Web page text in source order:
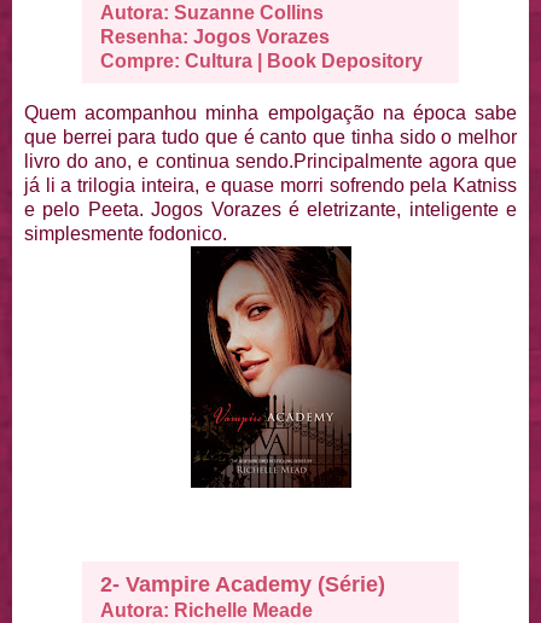
Autora: Suzanne Collins
Resenha:Jogos Vorazes
Compre:Cultura Book Depository
Quem acompanhou minha empolgação na época sabe
que berrei para tudo que é canto que tinha sido o melhor
livro do ano, e continua sendo.Principalmente agora que
já li a trilogia inteira, e quase morri sofrendo pela Katniss
e pelo Peeta. Jogos Vorazes é eletrizante, inteligente e
simplesmente fodonico.
2- Vampire Academy (Série)
Autora: Richelle Meade